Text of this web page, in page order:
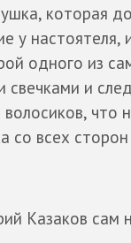
которая
у
одного из
свечками и
что
со всех
Казаков сам